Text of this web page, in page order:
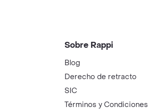
Sobre Rappi
Blog
Derecho de retracto
SIC
Términos y Condiciones